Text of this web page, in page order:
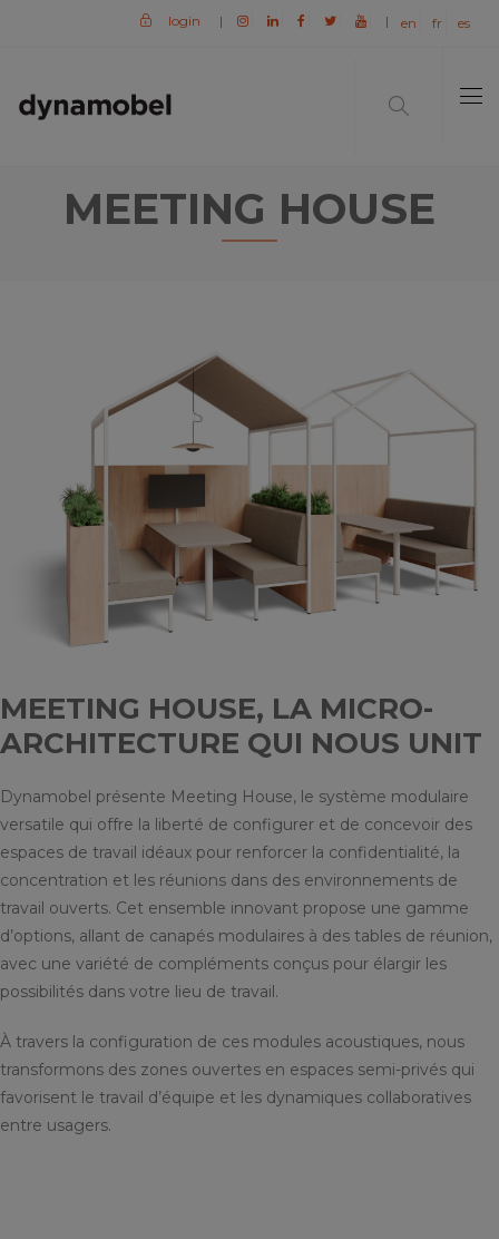
login | | en fr es
MEETING HOUSE
MEETING HOUSE, LA MICRO-
ARCHITECTURE QUI NOUS UNIT
Dynamobel présente Meeting House, le système modulaire
versatile qui offre la liberté de configurer et de concevoir des
espaces de travail idéaux pour renforcer la confidentialité, la
concentration et les réunions dans des environnements de
travail ouverts. Cet ensemble innovant propose une gamme
d’options, allant de canapés modulaires à des tables de réunion,
avec une variété de compléments conçus pour élargir les
possibilités dans votre lieu de travail.
À travers la configuration de ces modules acoustiques, nous
transformons des zones ouvertes en espaces semi-privés qui
favorisent le travail d’équipe et les dynamiques collaboratives
entre usagers.